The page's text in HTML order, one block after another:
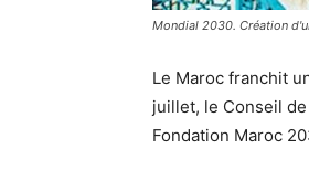
Mondial 2030. Création
Le Maroc franchit
juillet, le Conseil
Fondation Maroc